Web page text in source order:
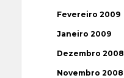
Fevereiro 2009
Janeiro 2009
Dezembro 2008
Novembro 2008